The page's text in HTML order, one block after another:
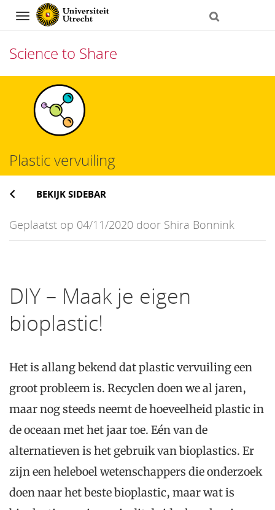
Navigation
Science to Share
Plastic vervuiling
BEKIJK SIDEBAR
Geplaatst op 04/11/2020 door Shira Bonnink
DIY – Maak je eigen
bioplastic!
Het is allang bekend dat plastic vervuiling een
groot probleem is. Recyclen doen we al jaren,
maar nog steeds neemt de hoeveelheid plastic in
de oceaan met het jaar toe. Eén van de
alternatieven is het gebruik van bioplastics. Er
zijn een heleboel wetenschappers die onderzoek
doen naar het beste bioplastic, maar wat is